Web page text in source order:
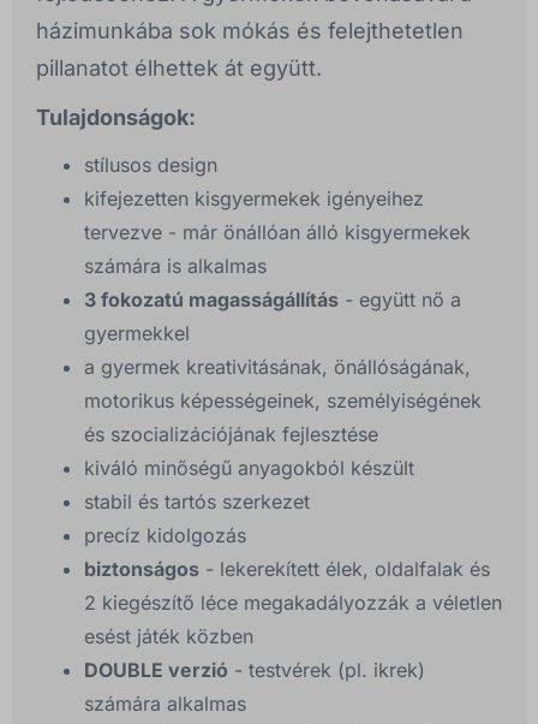
házimunkába sok mókás és felejthetetlen
pillanatot élhettek át együtt.
Tulajdonságok:
stílusos design
kifejezetten kisgyermekek igényeihez
tervezve - már önállóan álló kisgyermekek
számára is alkalmas
3 fokozatú magasságállítás - együtt nő a
gyermekkel
a gyermek kreativitásának, önállóságának,
motorikus képességeinek, személyiségének
és szocializációjának fejlesztése
kiváló minőségű anyagokból készült
stabil és tartós szerkezet
precíz kidolgozás
biztonságos - lekerekített élek, oldalfalak és
2 kiegészítő léce megakadályozzák a véletlen
esést játék közben
DOUBLE verzió - testvérek (pl. ikrek)
számára alkalmas